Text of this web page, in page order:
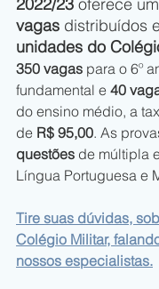
2022/23 oferece
vagas distribuídos
unidades do
350 vagas para o 6º
fundamental e 40
do ensino médio, a
de R$ 95,00. As
questões de múltipla
Língua Portuguesa e
Tire suas dúvidas,
Colégio Militar,
nossos especialistas.